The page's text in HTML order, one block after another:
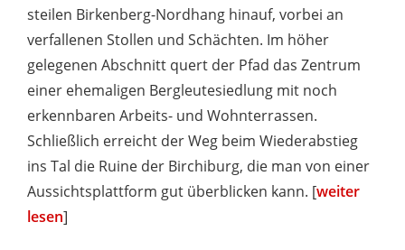
steilen Birkenberg-Nordhang hinauf, vorbei an
verfallenen Stollen und Schächten. Im höher
gelegenen Abschnitt quert der Pfad das Zentrum
einer ehemaligen Bergleutesiedlung mit noch
erkennbaren Arbeits- und Wohnterrassen.
Schließlich erreicht der Weg beim Wiederabstieg
ins Tal die Ruine der Birchiburg, die man von einer
Aussichtsplattform gut überblicken kann. [weiter
lesen]